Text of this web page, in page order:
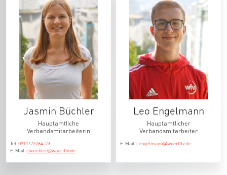
Jasmin Büchler
Hauptamtliche
Verbandsmitarbeiterin
Tel:0711/22764-23
E-Mail:j.buechler@wuerttfv.de
Leo Engelmann
Hauptamtlicher
Verbandsmitarbeiter
E-Mail: l.engelmann@wuerttfv.de